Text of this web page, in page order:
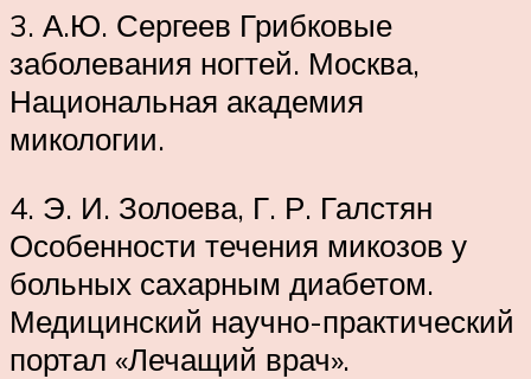
3. А.Ю. Сергеев Грибковые
заболевания ногтей. Москва,
Национальная академия
микологии.
4. Э. И. Золоева, Г. Р. Галстян
Особенности течения микозов у
больных сахарным диабетом.
Медицинский научно-практический
портал «Лечащий врач».